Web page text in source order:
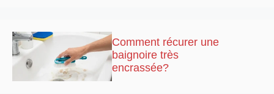
Comment récurer une
baignoire très
encrassée?